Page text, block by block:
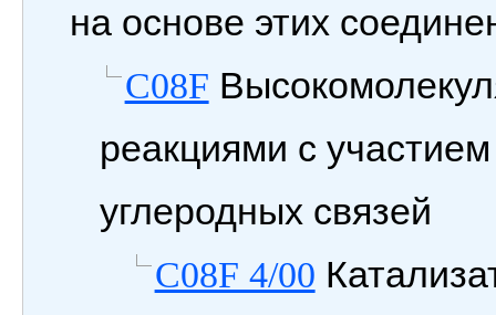
на основе этих
C08F
реакциями с
углеродных связей
C08F 4/00